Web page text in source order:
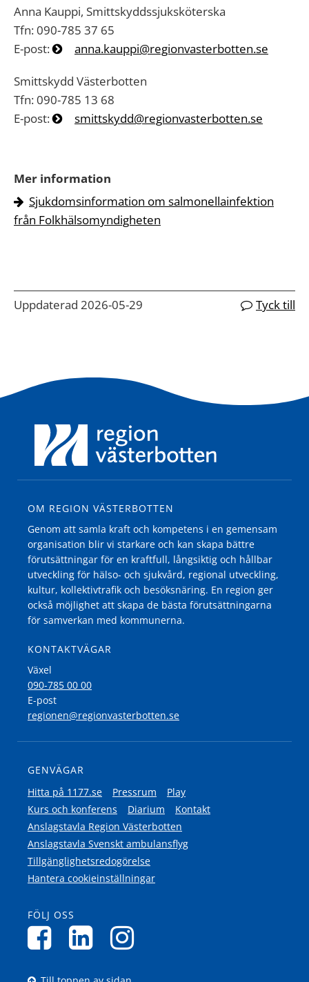
Anna Kauppi, Smittskyddssjuksköterska
Tfn: 090-785 37 65
E-post:
anna.kauppi@regionvasterbotten.se
Smittskydd Västerbotten
Tfn: 090-785 13 68
E-post:
smittskydd@regionvasterbotten.se
Mer information
Sjukdomsinformation om salmonellainfektion
från Folkhälsomyndigheten
Uppdaterad 2026-05-29 Tyck till
OM REGION VÄSTERBOTTEN
Genom att samla kraft och kompetens i en gemensam
organisation blir vi starkare och kan skapa bättre
förutsättningar för en kraftfull, långsiktig och hållbar
utveckling för hälso- och sjukvård, regional utveckling,
kultur, kollektivtrafik och besöksnäring. En region ger
också möjlighet att skapa de bästa förutsättningarna
för samverkan med kommunerna.
KONTAKTVÄGAR
Växel
090-785 00 00
E-post
regionen@regionvasterbotten.se
GENVÄGAR
Hitta på 1177.se
Pressrum
Play
Kurs och konferens
Diarium
Kontakt
Anslagstavla Region Västerbotten
Anslagstavla Svenskt ambulansflyg
Tillgänglighetsredogörelse
Hantera cookieinställningar
FÖLJ OSS